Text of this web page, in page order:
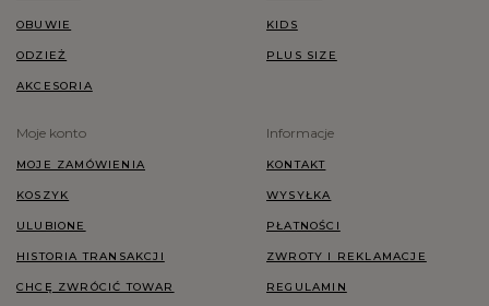
OBUWIE
ODZIEŻ
AKCESORIA
KIDS
PLUS SIZE
Moje konto
MOJE ZAMÓWIENIA
KOSZYK
ULUBIONE
HISTORIA TRANSAKCJI
CHCĘ ZWRÓCIĆ TOWAR
Informacje
KONTAKT
WYSYŁKA
PŁATNOŚCI
ZWROTY I REKLAMACJE
REGULAMIN